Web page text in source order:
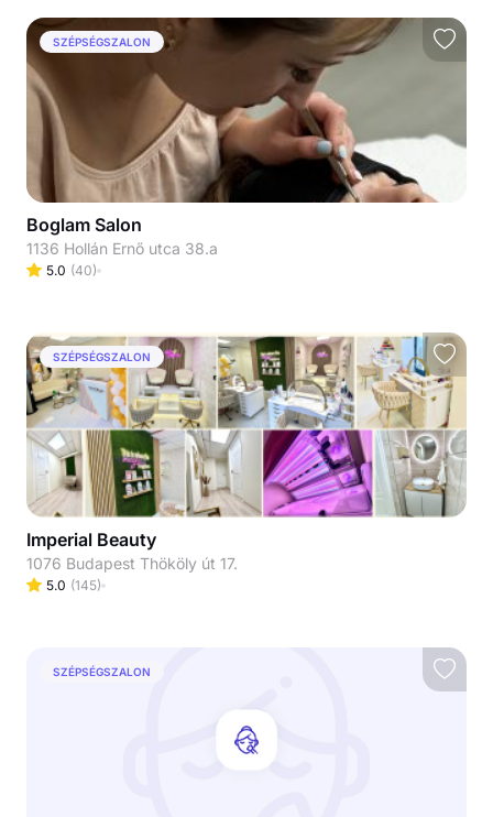
SZÉPSÉGSZALON
Boglam Salon
1136 Hollán Ernő utca 38.a
5.0 (40)
SZÉPSÉGSZALON
Imperial Beauty
1076 Budapest Thököly út 17.
5.0 (145)
SZÉPSÉGSZALON